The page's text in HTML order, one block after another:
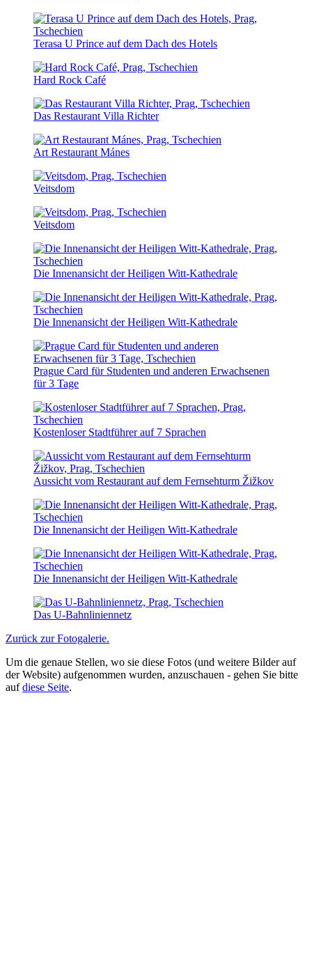
Terasa U Prince auf dem Dach des Hotels
Hard Rock Café
Das Restaurant Villa Richter
Art Restaurant Mánes
Veitsdom
Veitsdom
Die Innenansicht der Heiligen Witt-Kathedrale
Die Innenansicht der Heiligen Witt-Kathedrale
Prague Card für Studenten und anderen Erwachsenen
für 3 Tage
Kostenloser Stadtführer auf 7 Sprachen
Aussicht vom Restaurant auf dem Fernsehturm Žižkov
Die Innenansicht der Heiligen Witt-Kathedrale
Die Innenansicht der Heiligen Witt-Kathedrale
Das U-Bahnliniennetz
Zurück zur Fotogalerie.
Um die genaue Stellen, wo sie diese Fotos (und weitere Bilder auf
der Website) aufgenommen wurden, anzuschauen - gehen Sie bitte
aufdiese Seite.